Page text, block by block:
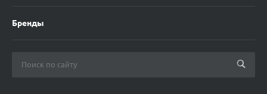
Бренды